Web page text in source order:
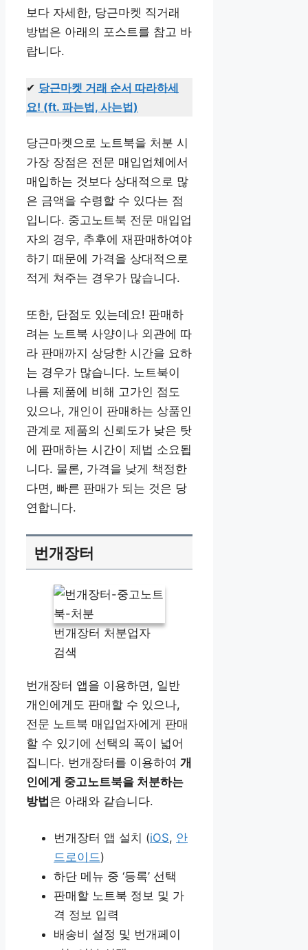
보다 자세한, 당근마켓 직거래
방법은 아래의 포스트를 참고 바
랍니다.
✔ 당근마켓 거래 순서 따라하세
요! (ft. 파는법, 사는법)
당근마켓으로 노트북을 처분 시
가장 장점은 전문 매입업체에서
매입하는 것보다 상대적으로 많
은 금액을 수령할 수 있다는 점
입니다. 중고노트북 전문 매입업
자의 경우, 추후에 재판매하여야
하기 때문에 가격을 상대적으로
적게 쳐주는 경우가 많습니다.
또한, 단점도 있는데요! 판매하
려는 노트북 사양이나 외관에 따
라 판매까지 상당한 시간을 요하
는 경우가 많습니다. 노트북이
나름 제품에 비해 고가인 점도
있으나, 개인이 판매하는 상품인
관계로 제품의 신뢰도가 낮은 탓
에 판매하는 시간이 제법 소요됩
니다. 물론, 가격을 낮게 책정한
다면, 빠른 판매가 되는 것은 당
연합니다.
번개장터
번개장터 처분업자
검색
번개장터 앱을 이용하면, 일반
개인에게도 판매할 수 있으나,
전문 노트북 매입업자에게 판매
할 수 있기에 선택의 폭이 넓어
집니다. 번개장터를 이용하여 개
인에게 중고노트북을 처분하는
방법 은 아래와 같습니다.
번개장터 앱 설치 (iOS, 안
드로이드)
하단 메뉴 중 ‘등록’ 선택
판매할 노트북 정보 및 가
격 정보 입력
배송비 설정 및 번개페이